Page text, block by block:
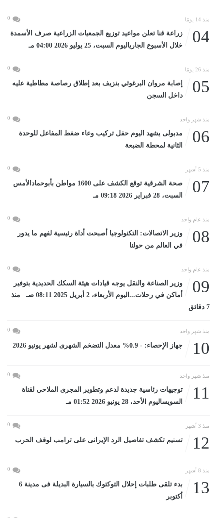
منذ 14 يومًا 0
04
زراعة قنا تعلن مواعيد توزيع الجمعيات الزراعية صرف الأسمدة
خلال الأسبوع الجارياليوم السبت، 25 يوليو 2026 04:00 مـ
منذ 26 يومًا 0
05
إصابة مروان البرغوثي بنزيف بعد إطلاق رصاصة مطاطية عليه
داخل السجن
منذ شهر واحد 0
06
مدبولى يشهد اليوم حفل تركيب وعاء ضغط المفاعل للوحدة
الثانية لمحطة الضبعة
منذ 5 أشهر 0
07
صحة الشرقية توقع الكشف على 1600 مواطن بأبوحمادالأمس
السبت، 28 فبراير 2026 09:18 مـ
منذ عام واحد 0
08
وزير الاتصالات: التكنولوجيا أصبحت أداة رئيسية لفهم ما يدور
في العالم من حولنا
منذ عام واحد 0
09
وزير الصناعة والنقل يوجه قيادات هيئة السكك الحديدية بتوفير
أماكن في رحلات...اليوم الأربعاء، 2 أبريل 2025 08:11 صـ منذ
7 دقائق
منذ شهر واحد 0
10 جهاز الإحصاء: - 0.9% معدل التضخم الشهرى لشهر يونيو 2026
منذ شهر واحد 0
11
توجيهات رئاسية جديدة لدعم وتطوير المجرى الملاحي لقناة
السويساليوم الأحد، 28 يونيو 2026 01:52 مـ
منذ 3 أشهر 0
12 تسنيم تكشف تفاصيل الرد الإيرانى على ترامب لوقف الحرب
منذ 8 أشهر 0
13
بدء تلقى طلبات إحلال التوكتوك بالسيارة البديلة فى مدينة 6
أكتوبر